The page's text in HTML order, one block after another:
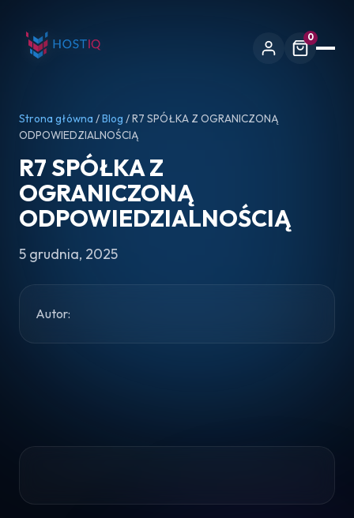
0
Strona główna /Blog / R7 SPÓŁKA Z OGRANICZONĄ
ODPOWIEDZIALNOŚCIĄ
R7 SPÓŁKA Z
OGRANICZONĄ
ODPOWIEDZIALNOŚCIĄ
5 grudnia, 2025
Autor: